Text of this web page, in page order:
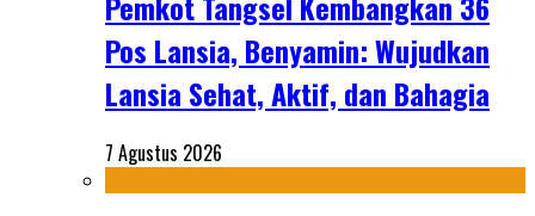
Pos Lansia, Benyamin: Wujudkan
Lansia Sehat, Aktif, dan Bahagia
7 Agustus 2026